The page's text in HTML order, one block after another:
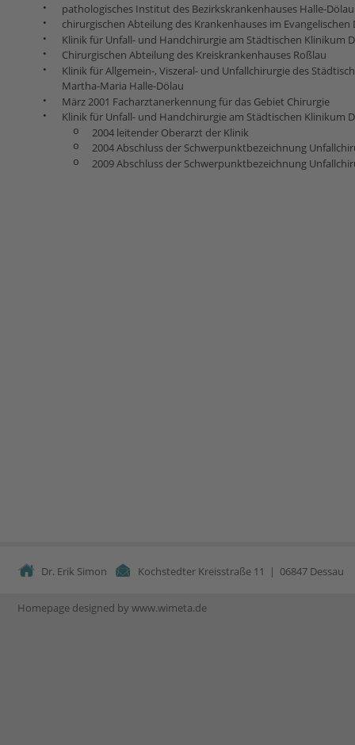
Dr. Erik Simon Kochstedter Kreisstraße 11  |  06847
Homepage designed by www.wimeta.de
• pathologisches Institut des Bezirkskrankenhauses Halle-Dölau
• chirurgischen Abteilung des Krankenhauses im
• Klinik für Unfall- und Handchirurgie am Städtischen Klinikum
• Chirurgischen Abteilung des Kreiskrankenhauses Roßlau
•
Klinik für Allgemein-, Viszeral- und Unfallchirurgie des
Martha-Maria Halle-Dölau
• März 2001 Facharztanerkennung für das Gebiet Chirurgie
• Klinik für Unfall- und Handchirurgie am Städtischen Klinikum
o 2004 leitender Oberarzt der Klinik
o 2004 Abschluss der Schwerpunktbezeichnung
o 2009 Abschluss der Schwerpunktbezeichnung